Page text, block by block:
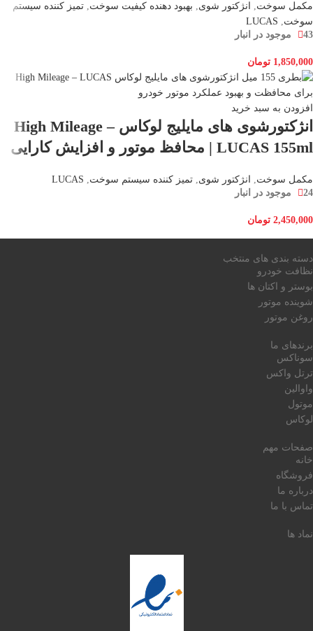
مکمل سوخت, انژکتور شوی, بهبود دهنده کیفیت سوخت, تمیز کننده سیستم
سوخت,
LUCAS
43 موجود در انبار
1,850,000 تومان
افزودن به سبد خرید
انژکتورشوی های مایلیج لوکاس High Mileage –
LUCAS 155ml | محافظ موتور و افزایش کارایی
مکمل سوخت, انژکتور شوی, تمیز کننده سیستم سوخت,
LUCAS
24 موجود در انبار
2,450,000 تومان
دسته بندی های منتخب
نظافت خودرو
بوستر و اکتان ها
شوینده موتور
روغن موتور
برندهای ما
سوناکس
ترتل واکس
واوالین
موتول
لوکاس
صفحات مهم
خانه
فروشگاه
درباره ما
تماس با ما
نماد ها